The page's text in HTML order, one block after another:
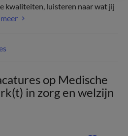
kwaliteiten, luisteren naar wat jij
op Medische
in zorg en welzijn